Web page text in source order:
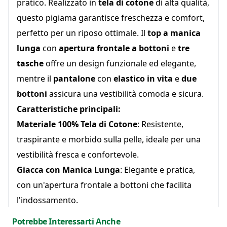
pratico. Realizzato in tela di cotonedi alta qualità,
questo pigiama garantisce freschezza e comfort,
perfetto per un riposo ottimale. Il top a manica
lunga con apertura frontale a bottoni etre
tascheoffre un design funzionale ed elegante,
mentre il pantalonecon elastico in vita edue
bottoni assicura una vestibilità comoda e sicura.
Caratteristiche principali:
Materiale 100% Tela di Cotone: Resistente,
traspirante e morbido sulla pelle, ideale per una
vestibilità fresca e confortevole.
Giacca con Manica Lunga: Elegante e pratica,
con un'apertura frontale a bottoni che facilita
l'indossamento.
Potrebbe Interessarti Anche